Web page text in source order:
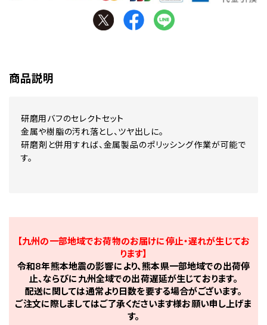
商品説明
研磨用バフのセレクトセット
金属や樹脂の汚れ落とし、ツヤ出しに。
研磨剤と併用すれば、金属製品のポリッシング作業が可能で
す。
【九州の一部地域でお荷物のお届けに停止・遅れが生じてお
ります】
令和8年熊本地震の影響により、熊本県一部地域での出荷停
止、ならびに九州全域での出荷遅延が生じております。
配送に関しては通常より日数を要する場合がございます。
ご注文に際しましてはご了承くださいます様お願い申し上げま
す。